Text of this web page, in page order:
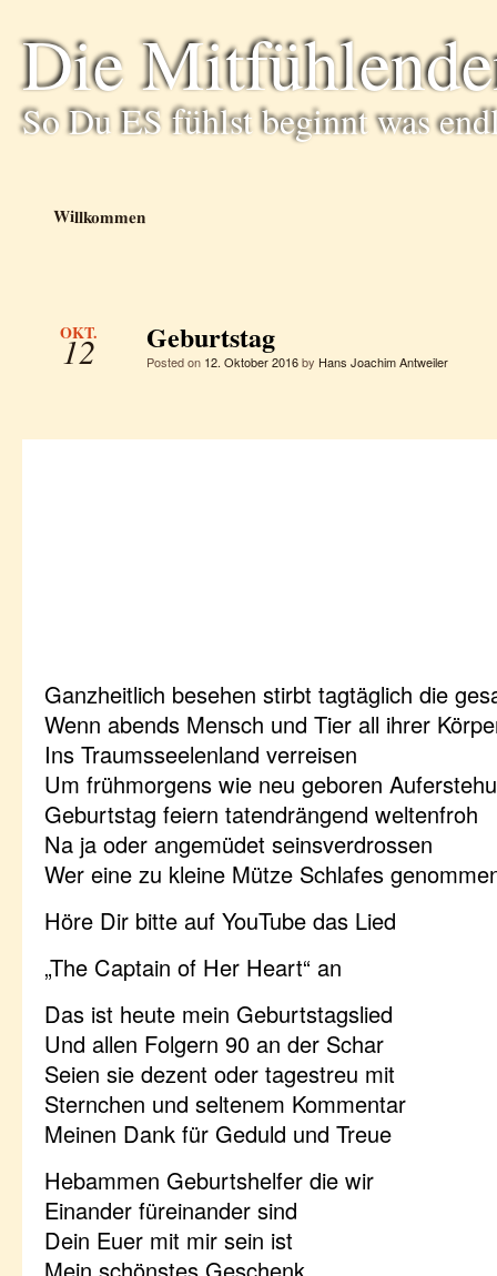
Die
So Du ES fühlst beginnt was
Willkommen
OKT.
12 Geburtstag
Posted on 12. Oktober 2016by Hans Joachim Antweiler
Ganzheitlich besehen stirbt tagtäglich die
Wenn abends Mensch und Tier all ihrer
Ins Traumsseelenland verreisen
Um frühmorgens wie neu geboren
Geburtstag feiern tatendrängend weltenfroh
Na ja oder angemüdet seinsverdrossen
Wer eine zu kleine Mütze Schlafes
Höre Dir bitte auf YouTube das Lied
„The Captain of Her Heart“ an
Das ist heute mein Geburtstagslied
Und allen Folgern 90 an der Schar
Seien sie dezent oder tagestreu mit
Sternchen und seltenem Kommentar
Meinen Dank für Geduld und Treue
Hebammen Geburtshelfer die wir
Einander füreinander sind
Dein Euer mit mir sein ist